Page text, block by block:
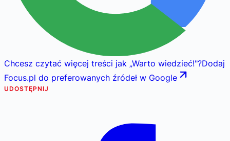
Chcesz czytać więcej treści jak „Warto wiedzieć!"?Dodaj
Focus.pl do preferowanych źródeł w Google
UDOSTĘPNIJ